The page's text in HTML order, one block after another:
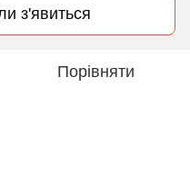
з'явиться
Порівняти